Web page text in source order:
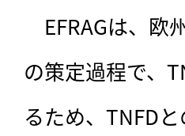
EFRAGは、欧
の策定過程で、
るため、TNFD